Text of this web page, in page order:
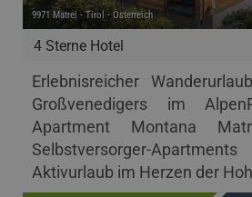
4 Sterne Hotel
9971 Matrei - Tirol - Österreich
Erlebnisreicher
Großvenedigers im
Apartment Montana
Selbstversorger-
Aktivurlaub im Herzen der